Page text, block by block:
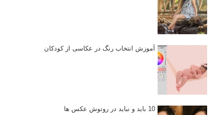
آموزش انتخاب رنگ در عکاسی از کودکان
10 باید و نباید در روتوش عکس ها